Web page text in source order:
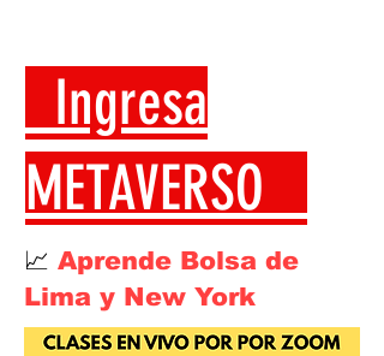
Ingresa
METAVERSO
📈 Aprende Bolsa de
Lima y New York